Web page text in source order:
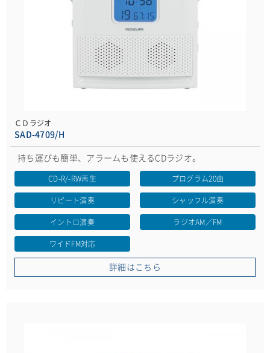
ＣＤラジオ
SAD-4709/H
持ち運びも簡単、アラームも使えるCDラジオ。
CD-R/-RW再生 プログラム20曲
リピート演奏 シャッフル演奏
イントロ演奏 ラジオAM／FM
ワイドFM対応
詳細はこちら